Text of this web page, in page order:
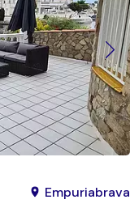
Empuriabrava